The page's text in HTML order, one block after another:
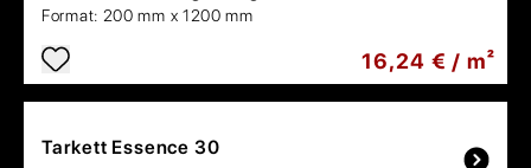
Format: 200 mm x 1200 mm
16,24 € / m²
Tarkett Essence 30